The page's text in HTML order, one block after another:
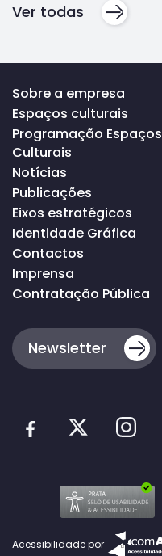
Ver todas
Voltar
ao
topo
da
página
Sobre a empresa
Espaços culturais
Programação Espaços
Culturais
Notícias
Publicações
Eixos estratégicos
Identidade Gráfica
Contactos
Imprensa
Contratação Pública
Newsletter
Acessibilidade por